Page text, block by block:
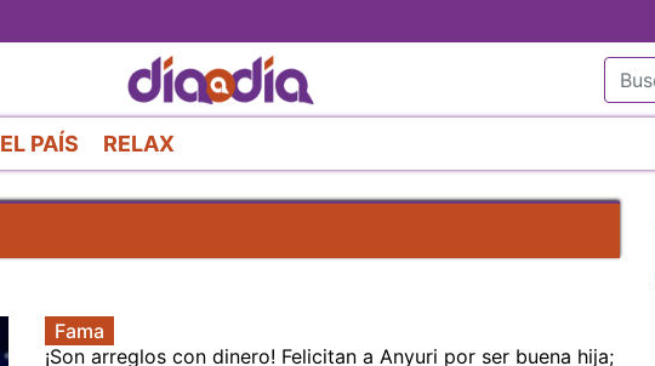
al
contenido
principal
EL PAÍS RELAX
Fama
¡Son arreglos con dinero! Felicitan a Anyuri por ser buena hija;